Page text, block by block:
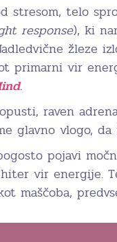
stresom, telo
response), ki
žleze
primarni vir
.
raven
glavno vlogo,
pojavi
vir energije.
maščoba,